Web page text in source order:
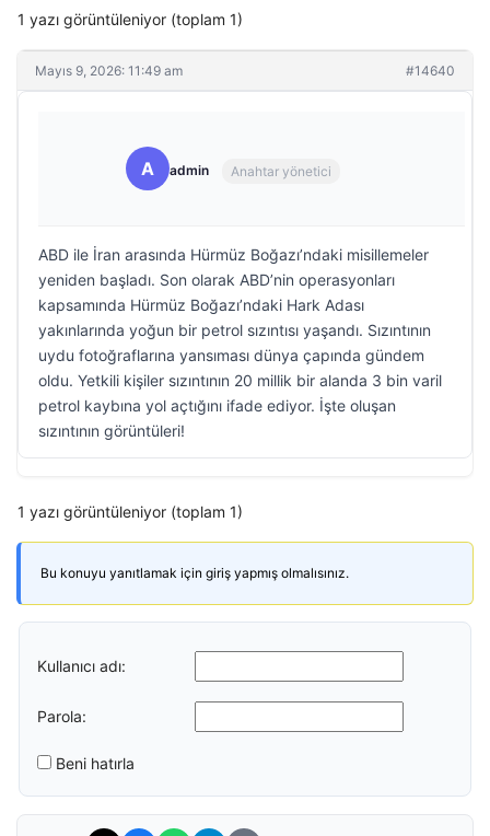
1 yazı görüntüleniyor (toplam 1)
Mayıs 9, 2026: 11:49 am #14640
A admin Anahtar yönetici
ABD ile İran arasında Hürmüz Boğazı’ndaki misillemeler
yeniden başladı. Son olarak ABD’nin operasyonları
kapsamında Hürmüz Boğazı’ndaki Hark Adası
yakınlarında yoğun bir petrol sızıntısı yaşandı. Sızıntının
uydu fotoğraflarına yansıması dünya çapında gündem
oldu. Yetkili kişiler sızıntının 20 millik bir alanda 3 bin varil
petrol kaybına yol açtığını ifade ediyor. İşte oluşan
sızıntının görüntüleri!
1 yazı görüntüleniyor (toplam 1)
Bu konuyu yanıtlamak için giriş yapmış olmalısınız.
Kullanıcı adı:
Parola:
Beni hatırla